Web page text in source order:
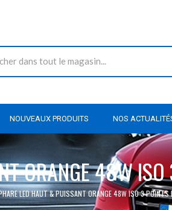
NOUVEAUX PRODUITS NOS
ORANGE 48W
LED HAUT & PUISSANT ORANGE 48W ISO 3 POINTS